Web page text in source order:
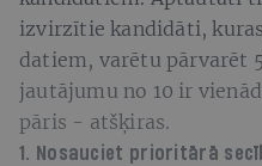
izvirzītie kandidāti,
datiem, varētu pārvarēt
jautājumu no 10 ir
pāris - atšķiras.
1. Nosauciet prioritārā